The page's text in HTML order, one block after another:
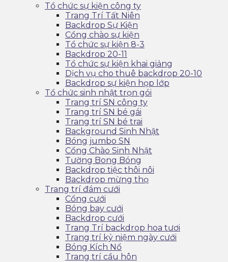
Tổ chức sự kiện công ty
Trang Trí Tất Niên
Backdrop Sự Kiện
Cổng chào sự kiện
Tổ chức sự kiện 8-3
Backdrop 20-11
Tổ chức sự kiện khai giảng
Dịch vụ cho thuê backdrop 20-10
Backdrop sự kiện họp lớp
Tổ chức sinh nhật trọn gói
Trang trí SN công ty
Trang trí SN bé gái
Trang trí SN bé trai
Background Sinh Nhật
Bóng jumbo SN
Cổng Chào Sinh Nhật
Tường Bong Bóng
Backdrop tiệc thôi nôi
Backdrop mừng thọ
Trang trí đám cưới
Cổng cưới
Bóng bay cưới
Backdrop cưới
Trang Trí backdrop hoa tươi
Trang trí kỷ niệm ngày cưới
Bóng Kích Nổ
Trang trí cầu hôn